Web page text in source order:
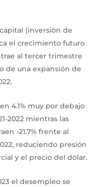
(inversión de
el crecimiento futuro
al tercer trimestre
de una expansión de
4.1% muy por debajo
2022 mientras las
-21.7% frente al
reduciendo presión
y el precio del dólar.
el desempleo se